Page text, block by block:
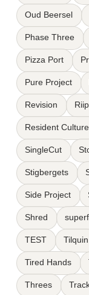
Oud Beersel
Phase Three
Pizza Port
Pure Project
Revision Riip
Resident Culture
SingleCut
Stigbergets
Side Project
Shred
TEST Tilquin
Tired Hands
Threes